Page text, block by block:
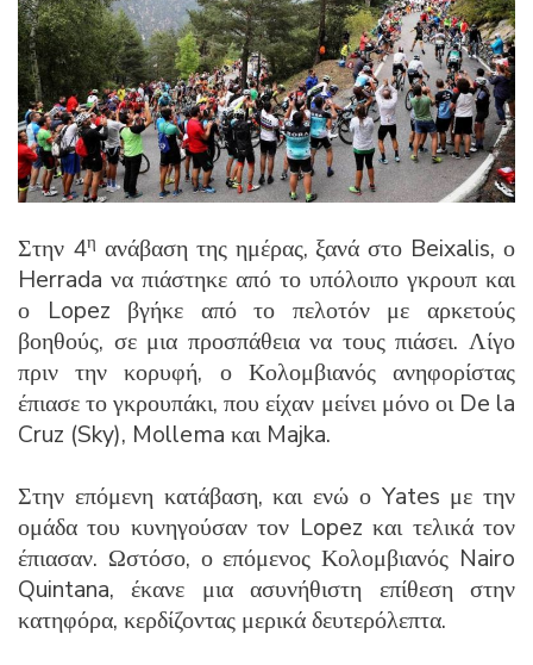
Στην 4η ανάβαση της ημέρας, ξανά στο Beixalis, ο
Herrada να πιάστηκε από το υπόλοιπο γκρουπ και
ο Lopez βγήκε από το πελοτόν με αρκετούς
βοηθούς, σε μια προσπάθεια να τους πιάσει. Λίγο
πριν την κορυφή, ο Κολομβιανός ανηφορίστας
έπιασε το γκρουπάκι, που είχαν μείνει μόνο οι De la
Cruz (Sky), Mollema και Majka.
Στην επόμενη κατάβαση, και ενώ ο Yates με την
ομάδα του κυνηγούσαν τον Lopez και τελικά τον
έπιασαν. Ωστόσο, ο επόμενος Κολομβιανός Nairo
Quintana, έκανε μια ασυνήθιστη επίθεση στην
κατηφόρα, κερδίζοντας μερικά δευτερόλεπτα.